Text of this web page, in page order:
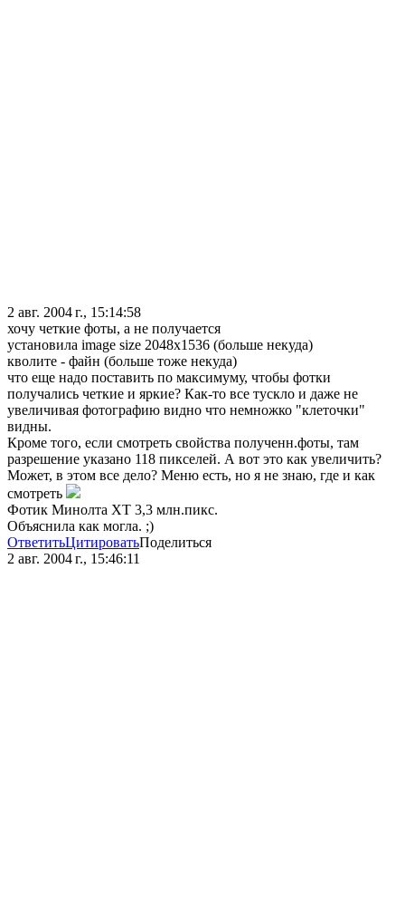
2 авг. 2004 г., 15:14:58
хочу четкие фоты, а не получается
установила image size 2048х1536 (больше некуда)
кволите - файн (больше тоже некуда)
что еще надо поставить по максимуму, чтобы фотки
получались четкие и яркие? Как-то все тускло и даже не
увеличивая фотографию видно что немножко "клеточки"
видны.
Кроме того, если смотреть свойства полученн.фоты, там
разрешение указано 118 пикселей. А вот это как увеличить?
Может, в этом все дело? Меню есть, но я не знаю, где и как
смотреть
Фотик Минолта XT 3,3 млн.пикс.
Объяснила как могла. ;)
ОтветитьЦитироватьПоделиться
2 авг. 2004 г., 15:46:11